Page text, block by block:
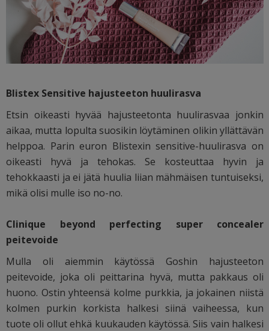
Blistex Sensitive hajusteeton huulirasva
Etsin oikeasti hyvää hajusteetonta huulirasvaa jonkin
aikaa, mutta lopulta suosikin löytäminen olikin yllättävän
helppoa. Parin euron Blistexin sensitive-huulirasva on
oikeasti hyvä ja tehokas. Se kosteuttaa hyvin ja
tehokkaasti ja ei jätä huulia liian mähmäisen tuntuiseksi,
mikä olisi mulle iso no-no.
Clinique beyond perfecting super concealer
peitevoide
Mulla oli aiemmin käytössä Goshin hajusteeton
peitevoide, joka oli peittarina hyvä, mutta pakkaus oli
huono. Ostin yhteensä kolme purkkia, ja jokainen niistä
kolmen purkin korkista halkesi siinä vaiheessa, kun
tuote oli ollut ehkä kuukauden käytössä. Siis vain halkesi